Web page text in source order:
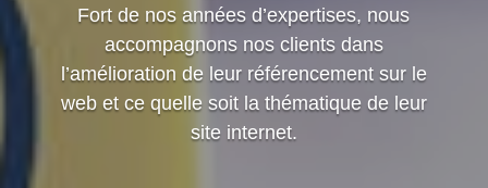
Fort de nos années d’expertises, nous
accompagnons nos clients dans
l’amélioration de leur référencement sur le
web et ce quelle soit la thématique de leur
site internet.